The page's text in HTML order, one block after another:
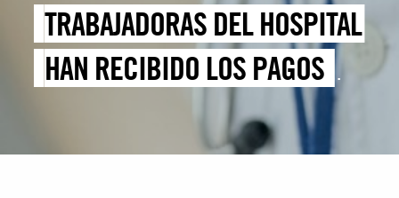
TRABAJADORAS DEL HOSPITAL
HAN RECIBIDO LOS PAGOS
QUE SE LES DEBÍAN